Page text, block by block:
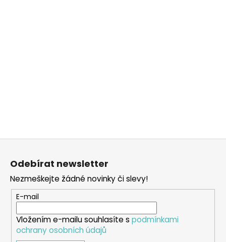
Odebírat newsletter
Nezmeškejte žádné novinky či slevy!
E-mail
Vložením e-mailu souhlasíte s podmínkami
ochrany osobních údajů